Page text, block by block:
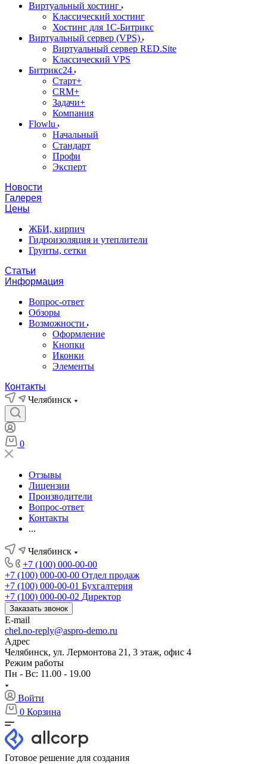
Виртуальный хостинг
Классический хостинг
Хостинг для 1С-Битрикс
Виртуальный сервер (VPS)
Виртуальный сервер RED.Site
Классический VPS
Битрикс24
Старт+
CRM+
Задачи+
Компания
Flowlu
Начальный
Стандарт
Профи
Эксперт
Новости
Галерея
Цены
ЖБИ, кирпич
Гидроизоляция и утеплители
Грунты, сетки
Статьи
Информация
Вопрос-ответ
Обзоры
Возможности
Оформление
Кнопки
Иконки
Элементы
Контакты
Челябинск
0
Отзывы
Лицензии
Производители
Вопрос-ответ
Контакты
...
Челябинск
+7 (100) 000-00-00
+7 (100) 000-00-00 Отдел продаж
+7 (100) 000-00-01 Бухгалтерия
+7 (100) 000-00-02 Директор
Заказать звонок
E-mail
chel.no-reply@aspro-demo.ru
Адрес
Челябинск, ул. Лермонтова 21, 3 этаж, офис 4
Режим работы
Пн - Вс: 11.00 - 19.00
Войти
0 Корзина
Готовое решение для создания